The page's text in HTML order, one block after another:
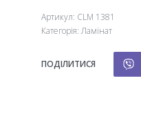
Артикул: СLM 1381
Категорія: Ламінат
ПОДІЛИТИСЯ